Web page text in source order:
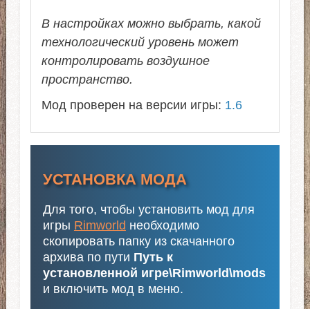
В настройках можно выбрать, какой
технологический уровень может
контролировать воздушное
пространство.
Мод проверен на версии игры: 1.6
УСТАНОВКА МОДА
Для того, чтобы установить мод для
игры Rimworld необходимо
скопировать папку из скачанного
архива по пути Путь к
установленной игре\Rimworld\mods
и включить мод в меню.